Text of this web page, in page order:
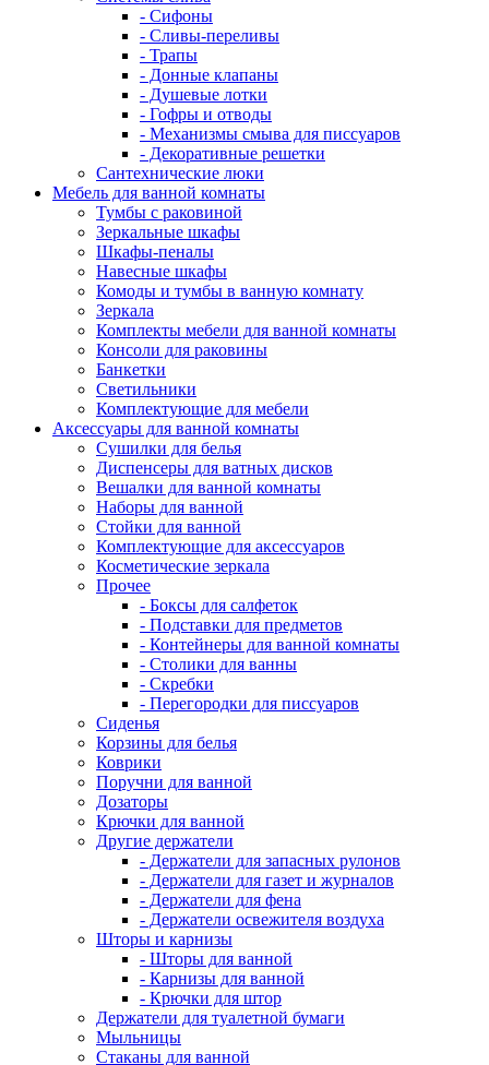
- Сифоны
- Сливы-переливы
- Трапы
- Донные клапаны
- Душевые лотки
- Гофры и отводы
- Механизмы смыва для писсуаров
- Декоративные решетки
Сантехнические люки
Мебель для ванной комнаты
Тумбы с раковиной
Зеркальные шкафы
Шкафы-пеналы
Навесные шкафы
Комоды и тумбы в ванную комнату
Зеркала
Комплекты мебели для ванной комнаты
Консоли для раковины
Банкетки
Светильники
Комплектующие для мебели
Аксессуары для ванной комнаты
Сушилки для белья
Диспенсеры для ватных дисков
Вешалки для ванной комнаты
Наборы для ванной
Стойки для ванной
Комплектующие для аксессуаров
Косметические зеркала
Прочее
- Боксы для салфеток
- Подставки для предметов
- Контейнеры для ванной комнаты
- Столики для ванны
- Скребки
- Перегородки для писсуаров
Сиденья
Корзины для белья
Коврики
Поручни для ванной
Дозаторы
Крючки для ванной
Другие держатели
- Держатели для запасных рулонов
- Держатели для газет и журналов
- Держатели для фена
- Держатели освежителя воздуха
Шторы и карнизы
- Шторы для ванной
- Карнизы для ванной
- Крючки для штор
Держатели для туалетной бумаги
Мыльницы
Стаканы для ванной